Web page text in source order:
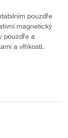
pouzdře
magnetický
pouzdře a
a vlhkostí.